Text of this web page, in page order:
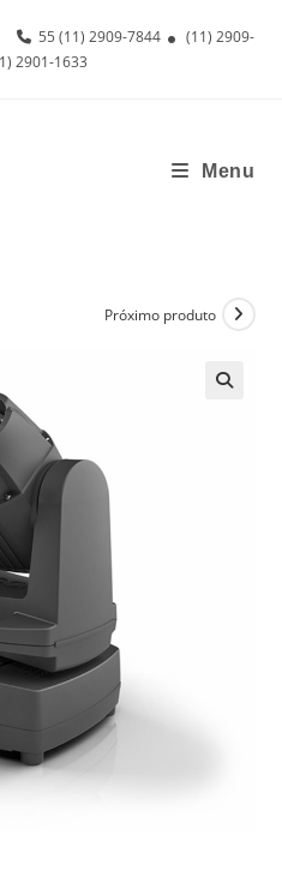
55 (11) 2909-7844
(11) 2909-
2901-1633
Menu
Próximo produto